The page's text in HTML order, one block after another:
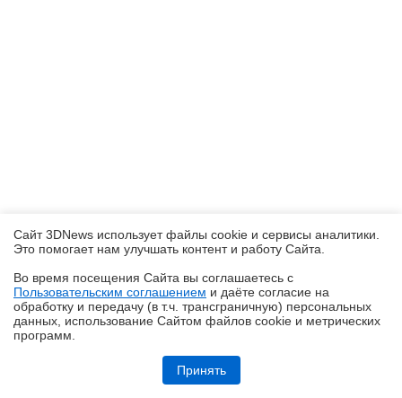
Обзор ноутбука HONOR MagicBook 16 2026 (LHC-X) на платформе
Сайт 3DNews использует файлы cookie и сервисы аналитики.
Это помогает нам улучшать контент и работу Cайта.
Во время посещения Cайта вы соглашаетесь с
Пользовательским соглашением и даёте согласие на
обработку и передачу (в т.ч. трансграничную) персональных
данных, использование Cайтом файлов cookie и метрических
программ.
Принять